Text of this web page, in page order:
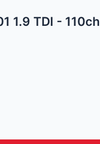
1.9 TDI - 110ch